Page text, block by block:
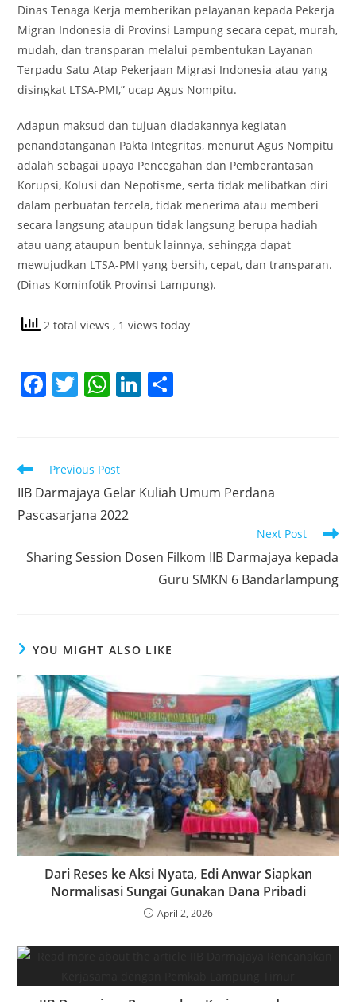
Dinas Tenaga Kerja memberikan pelayanan kepada Pekerja
Migran Indonesia di Provinsi Lampung secara cepat, murah,
mudah, dan transparan melalui pembentukan Layanan
Terpadu Satu Atap Pekerjaan Migrasi Indonesia atau yang
disingkat LTSA-PMI,” ucap Agus Nompitu.
Adapun maksud dan tujuan diadakannya kegiatan
penandatanganan Pakta Integritas, menurut Agus Nompitu
adalah sebagai upaya Pencegahan dan Pemberantasan
Korupsi, Kolusi dan Nepotisme, serta tidak melibatkan diri
dalam perbuatan tercela, tidak menerima atau memberi
secara langsung ataupun tidak langsung berupa hadiah
atau uang ataupun bentuk lainnya, sehingga dapat
mewujudkan LTSA-PMI yang bersih, cepat, dan transparan.
(Dinas Kominfotik Provinsi Lampung).
2 total views, 1 views today
F
e
b
o
k
T
er
W
s
A
p
Li
dI
Read
articles
Previous Post
IIB Darmajaya Gelar Kuliah Umum Perdana
Pascasarjana 2022
Next Post
Sharing Session Dosen Filkom IIB Darmajaya kepada
Guru SMKN 6 Bandarlampung
YOU MIGHT ALSO LIKE
Dari Reses ke Aksi Nyata, Edi Anwar Siapkan
Normalisasi Sungai Gunakan Dana Pribadi
April 2, 2026